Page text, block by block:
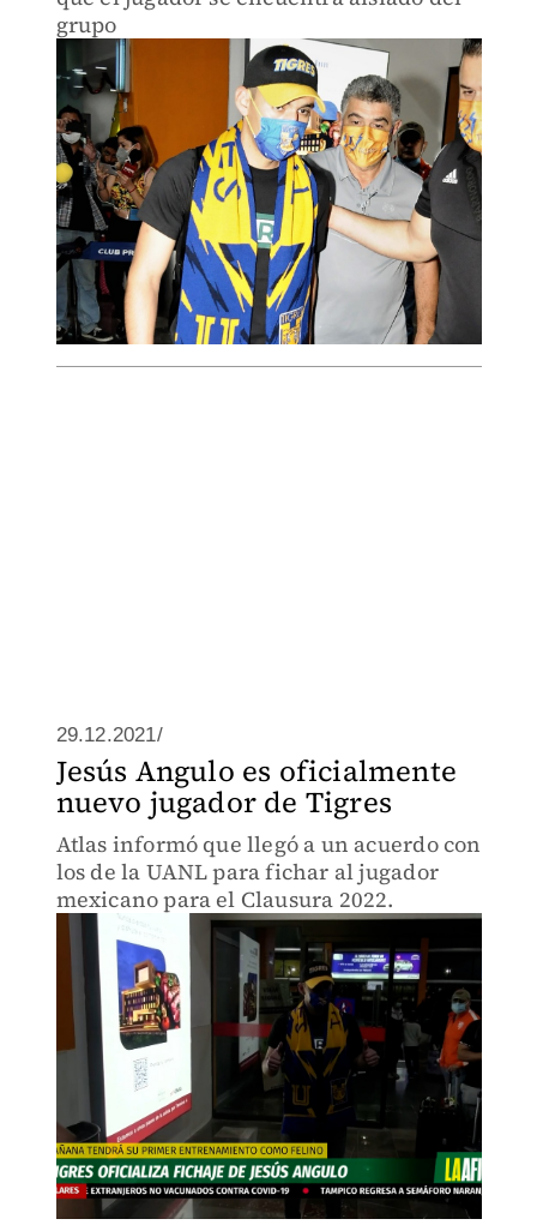
grupo
29.12.2021/
Jesús Angulo es oficialmente
nuevo jugador de Tigres
Atlas informó que llegó a un acuerdo con
los de la UANL para fichar al jugador
mexicano para el Clausura 2022.